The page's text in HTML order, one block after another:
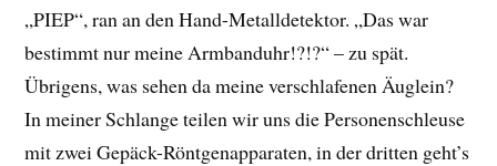
„PIEP“, ran an den Hand-Metalldetektor. „Das war
bestimmt nur meine Armbanduhr!?!?“ – zu spät.
Übrigens, was sehen da meine verschlafenen Äuglein?
In meiner Schlange teilen wir uns die Personenschleuse
mit zwei Gepäck-Röntgenapparaten, in der dritten geht’s